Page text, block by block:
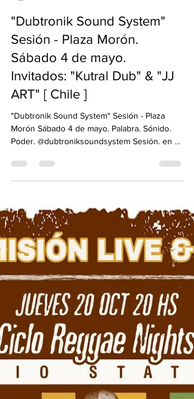
"Dubtronik Sound System"
Sesión - Plaza Morón.
Sábado 4 de mayo.
Invitados: "Kutral Dub" & "JJ
ART" [ Chile ]
"Dubtronik Sound System" Sesión - Plaza
Morón Sábado 4 de mayo. Palabra. Sónido.